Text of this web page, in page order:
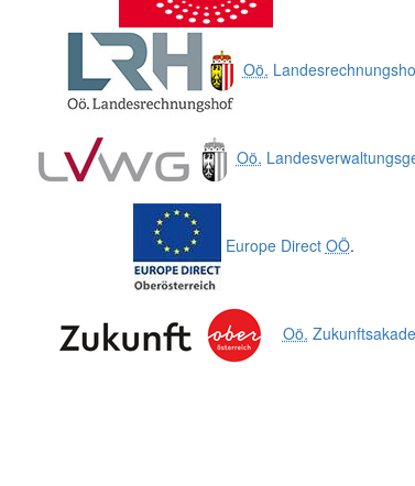
Oö.
Oö.
Europe Direct OÖ.
Oö.